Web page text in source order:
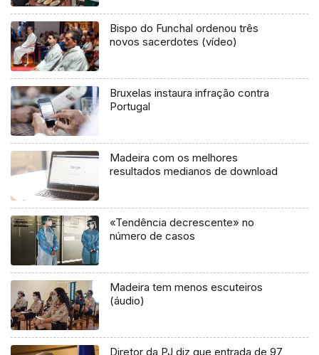
Bispo do Funchal ordenou três
novos sacerdotes (vídeo)
Bruxelas instaura infração contra
Portugal
Madeira com os melhores
resultados medianos de download
«Tendência decrescente» no
número de casos
Madeira tem menos escuteiros
(áudio)
Diretor da PJ diz que entrada de 97